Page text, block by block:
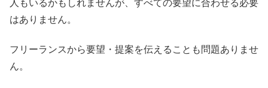
人もいるかもしれませんが、すべての要望に合わせる必要
はありません。
フリーランスから要望・提案を伝えることも問題ありませ
ん。